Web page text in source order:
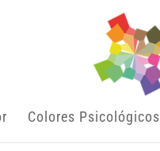
Colores Psicológicos